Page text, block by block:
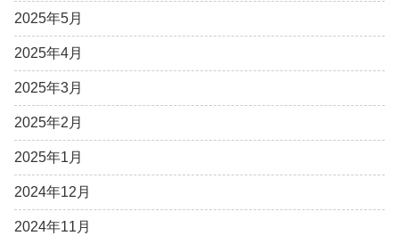
2025年5月
2025年4月
2025年3月
2025年2月
2025年1月
2024年12月
2024年11月